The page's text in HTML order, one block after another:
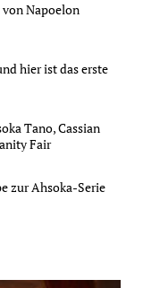
Napoelon
hier ist das erste
Tano, Cassian
Fair
zur Ahsoka-Serie